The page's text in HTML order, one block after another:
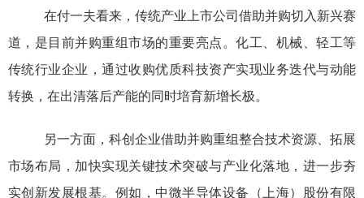
在付一夫看来，传统产业上市公司借助并购切入新兴赛
道，是目前并购重组市场的重要亮点。化工、机械、轻工等
传统行业企业，通过收购优质科技资产实现业务迭代与动能
转换，在出清落后产能的同时培育新增长极。
另一方面，科创企业借助并购重组整合技术资源、拓展
市场布局，加快实现关键技术突破与产业化落地，进一步夯
实创新发展根基。例如，中微半导体设备（上海）股份有限